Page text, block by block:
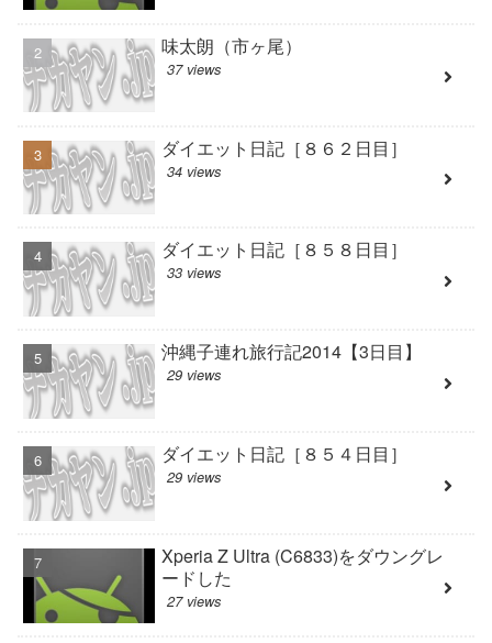
味太朗（市ヶ尾）
37 views
ダイエット日記［８６２日目］
34 views
ダイエット日記［８５８日目］
33 views
沖縄子連れ旅行記2014【3日目】
29 views
ダイエット日記［８５４日目］
29 views
Xperia Z Ultra (C6833)をダウングレ
ードした
27 views